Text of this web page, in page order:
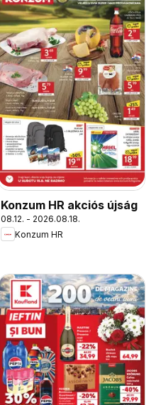
Konzum HR akciós újság
08.12. - 2026.08.18.
Konzum HR